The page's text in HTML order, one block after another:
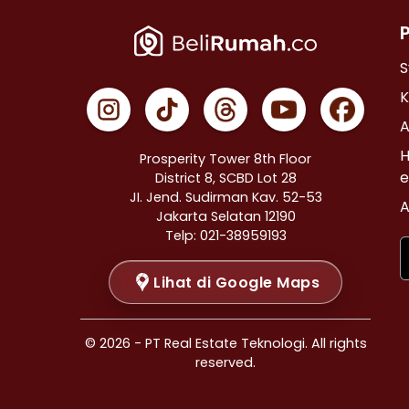
Properti Dijual di Johar Baru >
Properti Dijual di Menteng >
Properti Dijual di Tanah Abang >
Properti Dijual di Kramat >
Properti Dijual di Bendungan Hilir >
Properti Dijual di Jakarta Selatan >
Properti Dijual di Cilandak >
Properti Dijual di Gandaria Selatan >
Properti Dijual di Cipete Selatan >
Properti Dijual di Lenteng Agung >
Properti Dijual di Pondok Pinang >
Properti Dijual di Kebayoran Baru >
Properti Dijual di Mampang Prapatan >
Prosperity Tower 8th Floor
District 8, SCBD Lot 28
JI. Jend. Sudirman Kav. 52-53
Jakarta Selatan 12190
Telp: 021-38959193
Lihat di Google Maps
© 2026 - PT Real Estate Teknologi. All rights
reserved.